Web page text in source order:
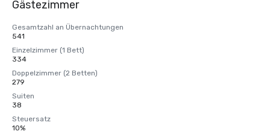
Gästezimmer
Gesamtzahl an Übernachtungen
541
Einzelzimmer (1 Bett)
334
Doppelzimmer (2 Betten)
279
Suiten
38
Steuersatz
10%